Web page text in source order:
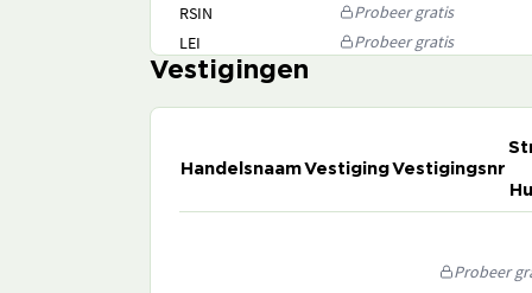
RSIN
Probeer gratis
LEI
Probeer gratis
Vestigingen
HandelsnaamVestigingVestigingsnr
Probeer